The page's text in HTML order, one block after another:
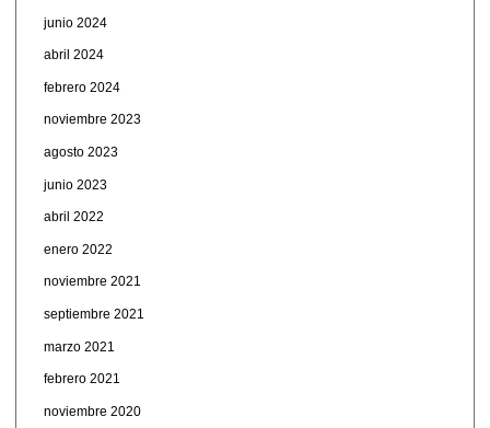
junio 2024
abril 2024
febrero 2024
noviembre 2023
agosto 2023
junio 2023
abril 2022
enero 2022
noviembre 2021
septiembre 2021
marzo 2021
febrero 2021
noviembre 2020